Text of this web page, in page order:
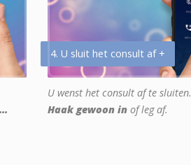
4. U sluit het consult af +
U wenst het consult af te sluiten.
Haak gewoon in of leg af.